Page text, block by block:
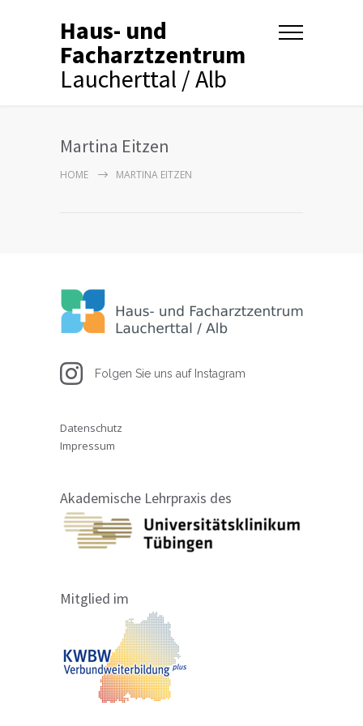
Haus- und
Facharztzentrum
Laucherttal / Alb
Martina Eitzen
HOME MARTINA EITZEN
Folgen Sie uns auf Instagram
Datenschutz
Impressum
Akademische Lehrpraxis des
Mitglied im